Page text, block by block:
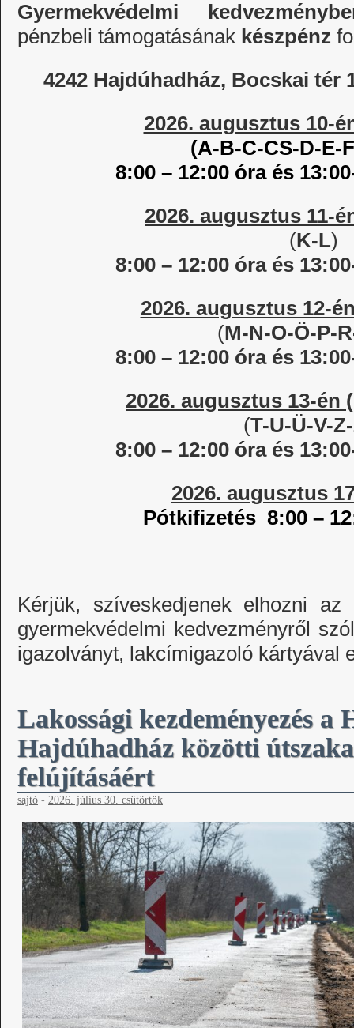
Gyermekvédelmi
pénzbeli támogatásának készpénz
4242 Hajdúhadház, Bocskai tér
2026. augusztus
(A-B-C-CS-D-E-
8:00 – 12:00 óra és
2026. augusztus 11-
(K-L)
8:00 – 12:00 óra és
2026. augusztus 12-
(M-N-O-Ö-P-
8:00 – 12:00 óra és
2026. augusztus 13-én
(T-U-Ü-V-
8:00 – 12:00 óra és
2026. augusztus
Pótkifizetés 8:00 –
Kérjük, szíveskedjenek elhozni az
gyermekvédelmi kedvezményről
igazolványt, lakcímigazoló kártyával
Lakossági kezdeményezés a
Hajdúhadház közötti
felújításáért
sajtó - 2026. július 30. csütörtök